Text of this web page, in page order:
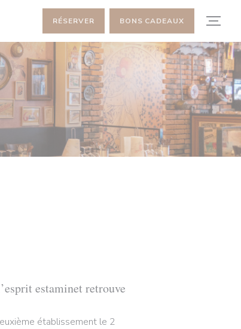
RÉSERVER BONS CADEAUX
estaminet retrouve
établissement le 2